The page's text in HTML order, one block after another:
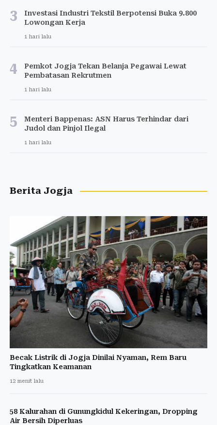
3
Investasi Industri Tekstil Berpotensi Buka 9.800
Lowongan Kerja
1 hari lalu
4
Pemkot Jogja Tekan Belanja Pegawai Lewat
Pembatasan Rekrutmen
1 hari lalu
5
Menteri Bappenas: ASN Harus Terhindar dari
Judol dan Pinjol Ilegal
1 hari lalu
Berita Jogja
Becak Listrik di Jogja Dinilai Nyaman, Rem Baru
Tingkatkan Keamanan
12 menit lalu
58 Kalurahan di Gunungkidul Kekeringan, Dropping
Air Bersih Diperluas